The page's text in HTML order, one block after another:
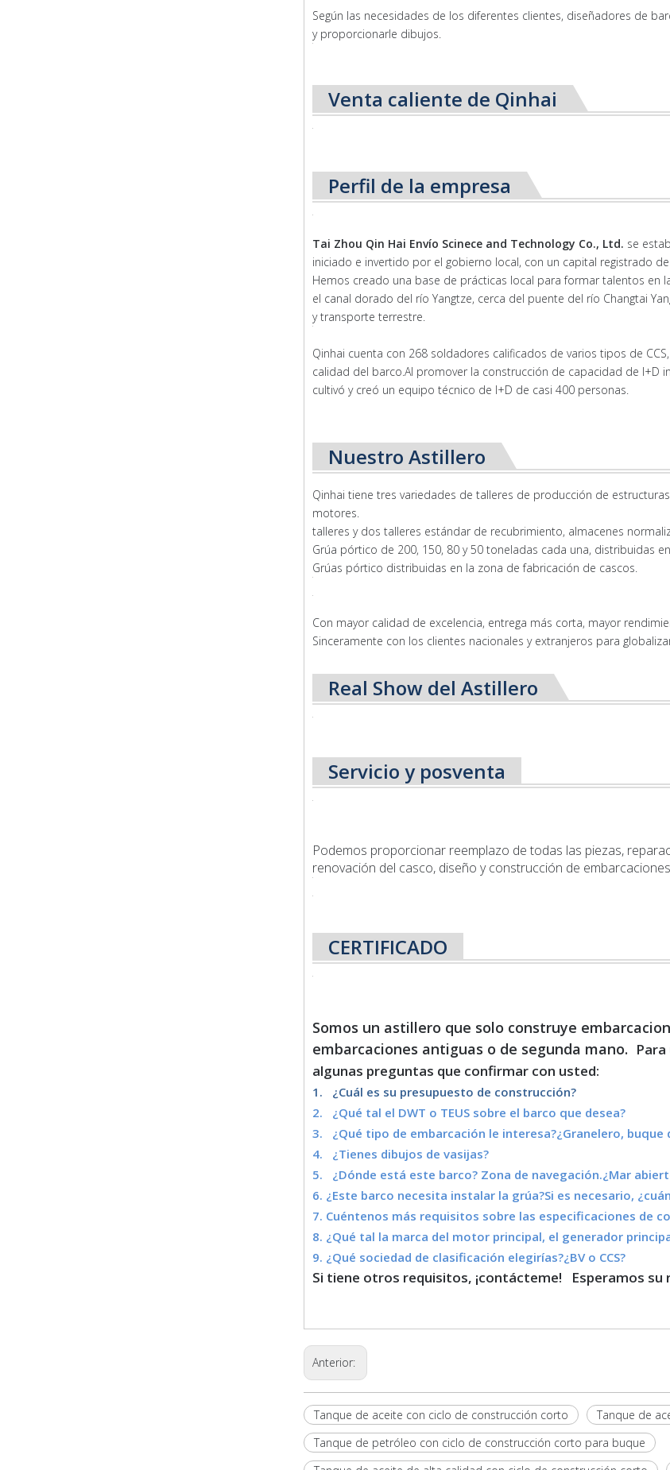
Según las necesidades de los diferentes clientes, diseñadores de
y proporcionarle dibujos.
Venta caliente de Qinhai
Perfil de la empresa
Tai Zhou Qin Hai Envío Scinece and Technology Co., Ltd. se
iniciado e invertido por el gobierno local, con un capital registrado
Hemos creado una base de prácticas local para formar talentos en
el canal dorado del río Yangtze, cerca del puente del río Changtai
y transporte terrestre.
Qinhai cuenta con 268 soldadores calificados de varios tipos de
calidad del barco.Al promover la construcción de capacidad de I+D
cultivó y creó un equipo técnico de I+D de casi 400 personas.
Nuestro Astillero
Qinhai tiene tres variedades de talleres de producción de
motores.
talleres y dos talleres estándar de recubrimiento, almacenes
Grúa pórtico de 200, 150, 80 y 50 toneladas cada una, distribuidas
Grúas pórtico distribuidas en la zona de fabricación de cascos.
Con mayor calidad de excelencia, entrega más corta, mayor
Sinceramente con los clientes nacionales y extranjeros para
Real Show del Astillero
Servicio y posventa
Podemos proporcionar reemplazo de todas las piezas,
renovación del casco, diseño y construcción de
CERTIFICADO
Somos un astillero que solo construye
embarcaciones antiguas o de segunda mano.
algunas preguntas que confirmar con usted:
1. ¿Cuál es su presupuesto de construcción?
2. ¿Qué tal el DWT o TEUS sobre el barco que desea?
3. ¿Qué tipo de embarcación le interesa?¿Granelero,
4. ¿Tienes dibujos de vasijas?
5. ¿Dónde está este barco? Zona de navegación.¿Mar
6. ¿Este barco necesita instalar la grúa?Si es necesario,
7. Cuéntenos más requisitos sobre las especificaciones de
8. ¿Qué tal la marca del motor principal, el generador
9. ¿Qué sociedad de clasificación elegirías?¿BV o CCS?
Si tiene otros requisitos, ¡contácteme! Esperamos su
Anterior:
Tanque de aceite con ciclo de construcción corto Tanque de
Tanque de petróleo con ciclo de construcción corto para buque